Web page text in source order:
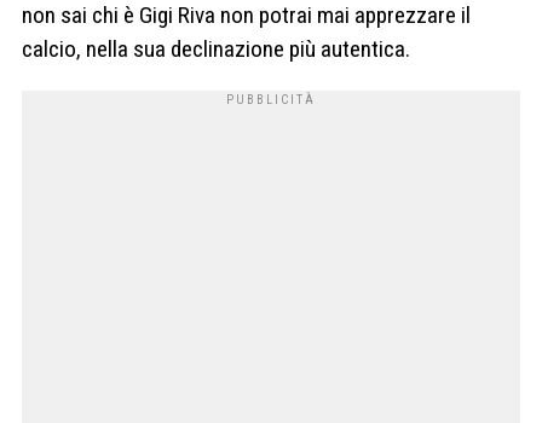
non sai chi è Gigi Riva non potrai mai apprezzare il
calcio, nella sua declinazione più autentica.